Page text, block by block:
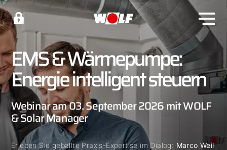
EMS & Wärmepumpe:
Energie intelligent steuern
Webinar am 03. September 2026 mit WOLF
& Solar Manager
Erleben Sie geballte Praxis-Expertise im Dialog: Marco Weil